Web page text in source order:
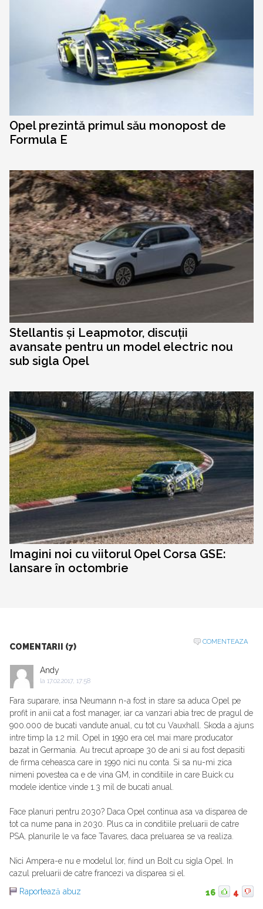
Opel prezintă primul său monopost de
Formula E
Stellantis și Leapmotor, discuții
avansate pentru un model electric nou
sub sigla Opel
Imagini noi cu viitorul Opel Corsa GSE:
lansare în octombrie
COMENTARII (7)
COMENTEAZA
Andy
la 17.02.2017, 17:58
Fara suparare, insa Neumann n-a fost in stare sa aduca Opel pe
profit in anii cat a fost manager, iar ca vanzari abia trec de pragul de
900.000 de bucati vandute anual, cu tot cu Vauxhall. Skoda a ajuns
intre timp la 1.2 mil. Opel in 1990 era cel mai mare producator
bazat in Germania. Au trecut aproape 30 de ani si au fost depasiti
de firma ceheasca care in 1990 nici nu conta. Si sa nu-mi zica
nimeni povestea ca e de vina GM, in conditiile in care Buick cu
modele identice vinde 1.3 mil de bucati anual.
Face planuri pentru 2030? Daca Opel continua asa va disparea de
tot ca nume pana in 2030. Plus ca in conditiile preluarii de catre
PSA, planurile le va face Tavares, daca preluarea se va realiza.
Nici Ampera-e nu e modelul lor, fiind un Bolt cu sigla Opel. In
cazul preluarii de catre francezi va disparea si el.
Raportează abuz
16 4